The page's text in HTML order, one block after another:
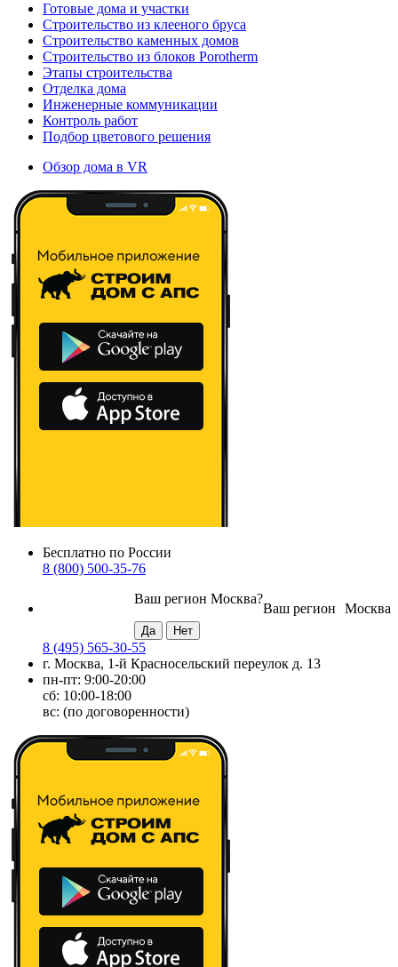
Готовые дома и участки
Строительство из клееного бруса
Строительство каменных домов
Строительство из блоков Porotherm
Этапы строительства
Отделка дома
Инженерные коммуникации
Контроль работ
Подбор цветового решения
Обзор дома в VR
Бесплатно по России
8 (800) 500-35-76
Москва
Ваш регион
Ваш регион Москва?
8 (495) 565-30-55
г. Москва, 1-й Красносельский переулок д. 13
пн-пт: 9:00-20:00
сб: 10:00-18:00
вс: (по договоренности)